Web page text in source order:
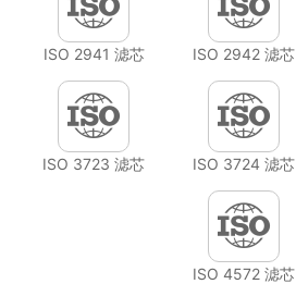
ISO 2941 滤芯 ISO 2942 滤芯
ISO 3723 滤芯 ISO 3724 滤芯
ISO 4572 滤芯